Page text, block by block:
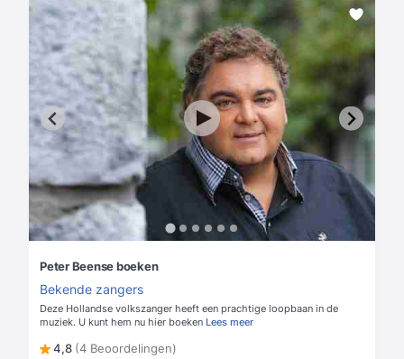
Peter Beense boeken
Bekende zangers
Deze Hollandse volkszanger heeft een prachtige loopbaan in de
muziek. U kunt hem nu hier boeken Lees meer
4,8 (4 Beoordelingen)